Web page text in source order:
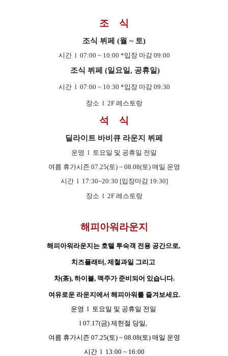
조 식
조식 뷔페 (월 ~ 토)
시간 l 07:00 ~ 10:00 *입장 마감 09:00
조식 뷔페 (일요일, 공휴일)
시간 l 07:00 ~ 10:30 *입장 마감 09:30
장소 l2F 레스토랑
석 식
딜라이트 바비큐 라운지 뷔페
운영 l 토요일 및 공휴일 전일
여름 휴가시즌 07.25(토) ~ 08.08(토) 매일 운영
시간 l 17:30~20:30 [입장마감 19:30]
장소 l 2F 레스토랑
해피아워라운지
해피아워라운지는 호텔 투숙객 전용 공간으로,
치즈플래터, 제철과일 그리고
차(茶), 하이볼, 맥주가 준비되어 있습니다.
여유로운 라운지에서 해피아워를 즐겨보세요.
운영 l 토요일 및 공휴일 전일
l 07.17(금) 제헌절 당일,
여름 휴가시즌 07.25(토) ~ 08.08(토) 매일 운영
시간 l 13:00 ~ 16:00